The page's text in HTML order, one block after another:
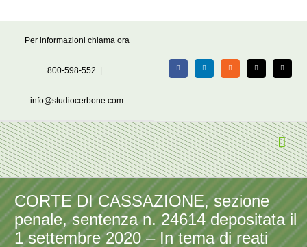
Per informazioni chiama ora
800-598-552
info@studiocerbone.com
FacebookLinkedIn Rss X Email
CORTE DI CASSAZIONE, sezione
penale, sentenza n. 24614 depositata il
1 settembre 2020 – In tema di reati